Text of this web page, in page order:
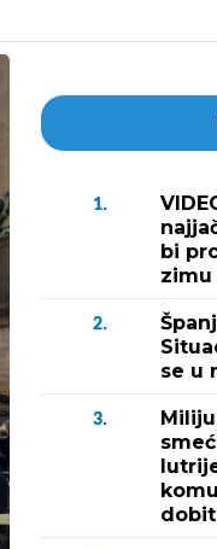
1.
bi
zimu
2.
se u
3.